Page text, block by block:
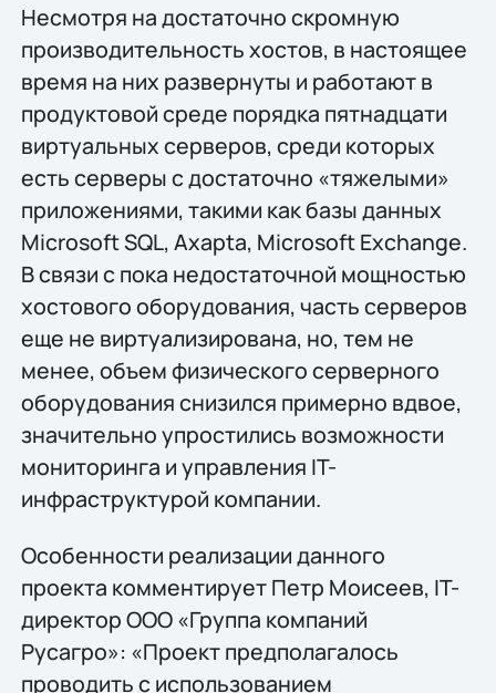
Несмотря на достаточно скромную
производительность хостов, в настоящее
время на них развернуты и работают в
продуктовой среде порядка пятнадцати
виртуальных серверов, среди которых
есть серверы с достаточно «тяжелыми»
приложениями, такими как базы данных
Microsoft SQL, Axapta, Microsoft Exchange.
В связи с пока недостаточной мощностью
хостового оборудования, часть серверов
еще не виртуализирована, но, тем не
менее, объем физического серверного
оборудования снизился примерно вдвое,
значительно упростились возможности
мониторинга и управления IT-
инфраструктурой компании.
Особенности реализации данного
проекта комментирует Петр Моисеев, IT-
директор ООО «Группа компаний
Русагро»: «Проект предполагалось
проводить с использованием